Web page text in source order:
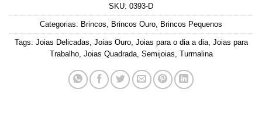
SKU: 0393-D
Categorias: Brincos Brincos Ouro Brincos Pequenos
Tags: Joias Delicadas Joias Ouro, Joias para o dia a dia, Joias para
Trabalho, Joias Quadrada, Semijoias Turmalina